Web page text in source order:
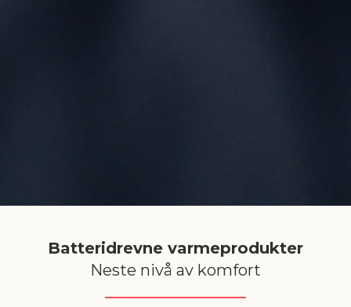
Batteridrevne varmeprodukter
Neste nivå av komfort